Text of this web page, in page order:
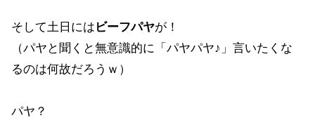
そして土日には ビーフパヤが！
（パヤと聞くと無意識的に「パヤパヤ♪」言いたくな
るのは何故だろうｗ）
パヤ？